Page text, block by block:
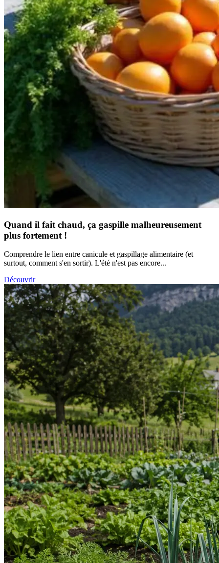
Quand il fait chaud, ça gaspille malheureusement
plus fortement !
Comprendre le lien entre canicule et gaspillage alimentaire (et
surtout, comment s'en sortir). L'été n'est pas encore...
Découvrir